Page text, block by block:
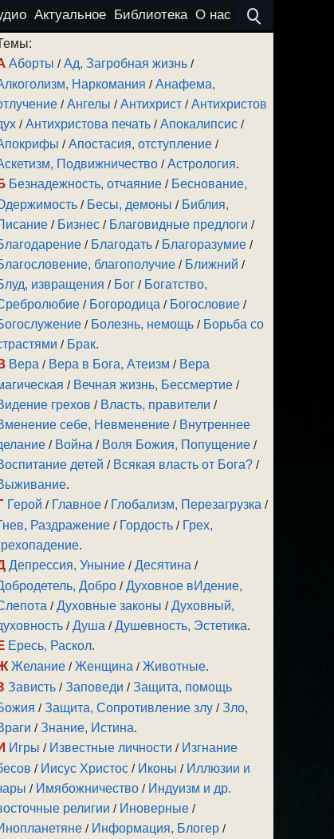
Актуальное Библиотека О нас
Аборты /Ад, Загробная жизнь /
Наркомания /Анафема,
/Ангелы /Антихрист /Антихристов
/Антихристова печать /Апокалипсис /
/Апостасия, отступление /
Подвижничество /Астрология.
Безнадежность, отчаяние / Беснование,
/ Бесы, демоны / Библия,
/ Бизнес / Благовидные предлоги /
/ Благодать / Благоразумие /
благополучие / Ближний /
извращения / Бог / Богатство,
/ Богородица / Богословие /
/ Болезнь, немощь / Борьба со
/ Брак.
Вера / Вера в Бога, Атеизм / Вера
/ Вечная жизнь, Бессмертие /
грехов / Власть, правители /
себе, Невменение / Внутреннее
/ Война / Воля Божия, Попущение /
детей / Всякая власть от Бога? /
.
Герой / Главное / Глобализм, Перезагрузка /
Раздражение / Гордость / Грех,
.
Депрессия, Уныние /Десятина /
Добро /Духовное вИдение,
/Духовные законы /Духовный,
/Душа /Душевность, Эстетика.
Ересь, Раскол.
Желание /Женщина /Животные.
Зависть /Заповеди /Защита, помощь
/Защита, Сопротивление злу /Зло,
/Знание, Истина.
Игры / Известные личности / Изгнание
/ Иисус Христос / Иконы / Иллюзии и
/ Имябожничество / Индуизм и др.
религии / Иноверные /
/ Информация, Блогер /